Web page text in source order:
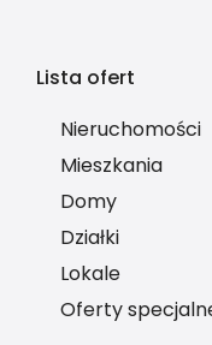
Lista ofert
Nieruchomości
Mieszkania
Domy
Działki
Lokale
Oferty